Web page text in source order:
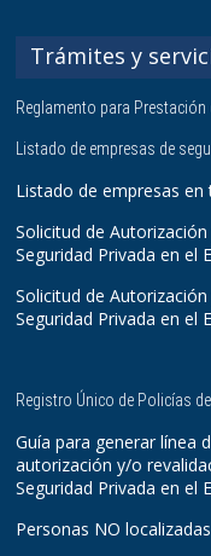
Trámites y
Reglamento para
Listado de empresas de
Listado de empresas
Solicitud de
Seguridad Privada en el
Solicitud de
Seguridad Privada en el
Registro Único de Policías
Guía para generar línea
autorización y/o
Seguridad Privada en el
Personas NO localizadas